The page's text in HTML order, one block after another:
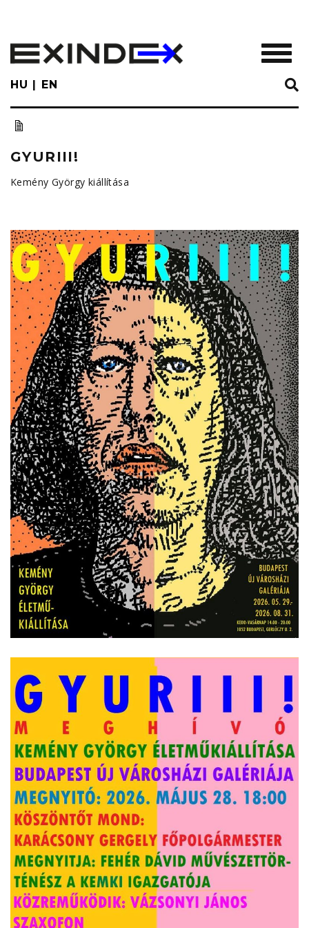
main
content
HU EN
GYURIII!
Kemény György kiállítása